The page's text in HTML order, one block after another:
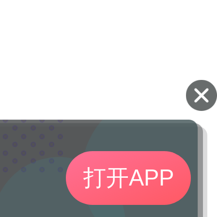
打开APP